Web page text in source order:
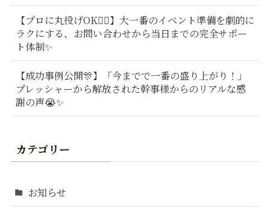
【プロに丸投げOK🙆‍♂️】大一番のイベント準備を劇的に
ラクにする、お問い合わせから当日までの完全サポー
ト体制✨
【成功事例公開🎊】「今までで一番の盛り上がり！」
プレッシャーから解放された幹事様からのリアルな感
謝の声😭✨
カテゴリー
お知らせ